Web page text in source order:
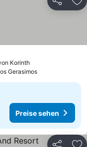
Teilen
KorinthPreise sehen
Gerasimos
Preise sehen